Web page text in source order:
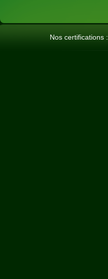
Nos certifications :